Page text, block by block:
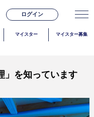
ログイン
マイスター マイスター募集
」を知っています